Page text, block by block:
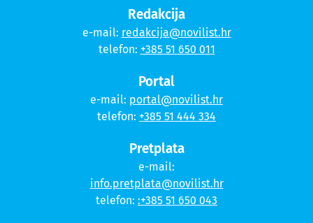
Redakcija
e-mail: redakcija@novilist.hr
telefon: +385 51 650 011
Portal
e-mail: portal@novilist.hr
telefon: +385 51 444 334
Pretplata
e-mail:
info.pretplata@novilist.hr
telefon: :+385 51 650 043